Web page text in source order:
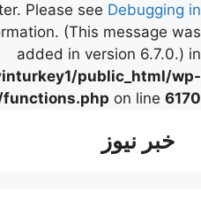
Please see Debugging in
(This message was
added in version 6.7.0.) in
public_html/wp-
on line 6170
خبر نیوز